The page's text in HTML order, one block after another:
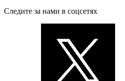
Следите за нами в соцсетях